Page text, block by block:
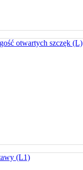
otwartych szczęk (L)
(L1)